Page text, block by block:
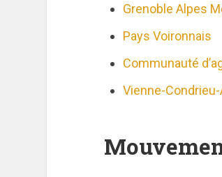
Grenoble Alpes
Pays Voironnais
Communauté
Vienne-